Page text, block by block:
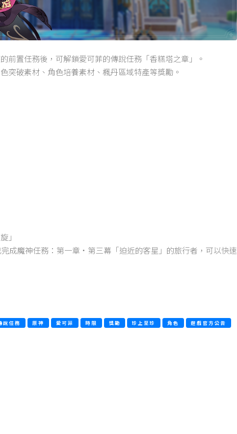
前置任務後，可解鎖愛可菲的傳說任務「香糕塔之章」。
突破素材、角色培養素材、楓丹區域特產等獎勵。
」
成魔神任務：第一章·第三幕「迫近的客星」的旅行者，可以快速
說任務 原神 愛可菲 時限 獎勵 珍上至珍 角色
遊戲官方公告